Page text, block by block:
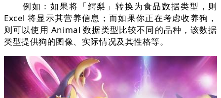
例如：如果将「鳄梨」转换为食品数据类型，则
Excel 将显示其营养信息；而如果你正在考虑收养狗，
则可以使用 Animal 数据类型比较不同的品种，该数据
类型提供狗的图像、实际情况及其性格等。